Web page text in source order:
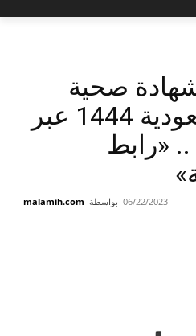
صحية
لعامل في السعودية 1444 عبر
.. «رابط
بواسطة malamih.com
- 06/22/2023